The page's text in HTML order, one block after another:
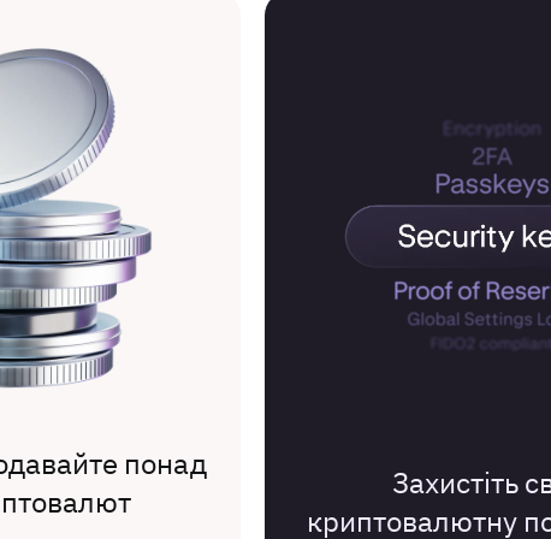
понад
Захистіть
криптовалютну